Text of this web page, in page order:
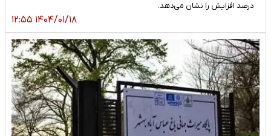
درصد افزایش را نشان می‌دهد.
۱۴۰۴/۰۱/۱۸ ۱۲:۵۵